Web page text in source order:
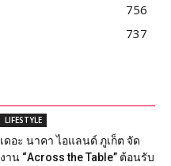
756
737
LIFESTYLE
เดอะ นาคา ไอแลนด์ ภูเก็ต จัด
งาน “Across the Table” ต้อนรับ